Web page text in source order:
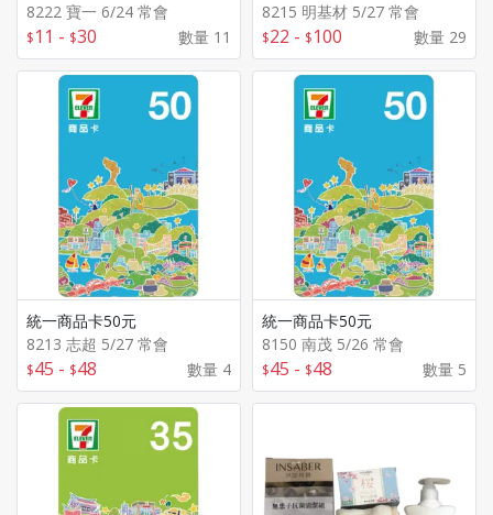
8222 寶一 6/24 常會
11 - 30 數量 11
8215 明基材 5/27 常會
22 - 100 數量 29
統一商品卡50元
8213 志超 5/27 常會
45 - 48 數量 4
統一商品卡50元
8150 南茂 5/26 常會
45 - 48 數量 5